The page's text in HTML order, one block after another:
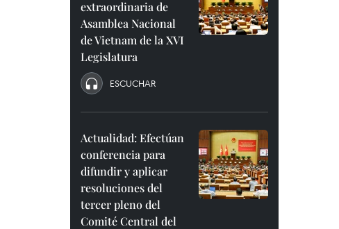
extraordinaria de
Asamblea Nacional
de Vietnam de la XVI
Legislatura
ESCUCHAR
Actualidad: Efectúan
conferencia para
difundir y aplicar
resoluciones del
tercer pleno del
Comité Central del